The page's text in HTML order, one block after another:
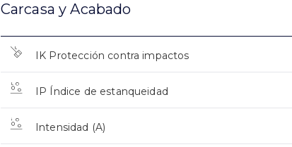
Carcasa y Acabado
IK Protección contra impactos
IP Índice de estanqueidad
Intensidad (A)